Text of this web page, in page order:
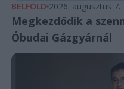
BELFÖLD 2026. augusztus 7.
Megkezdődik a
Óbudai Gázgyárnál